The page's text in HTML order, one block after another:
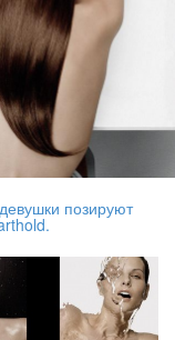
позируют